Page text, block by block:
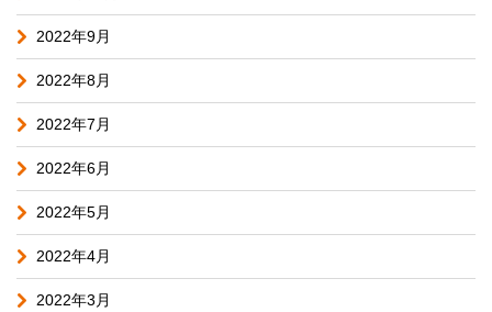
2022年9月
2022年8月
2022年7月
2022年6月
2022年5月
2022年4月
2022年3月